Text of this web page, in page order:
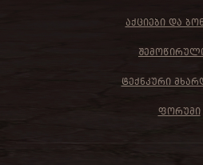
ᲐᲥᲪᲘᲔᲑᲘ ᲓᲐ
ᲢᲔᲥᲜᲙᲣᲠᲘ
ᲤᲝᲠᲣᲛᲘ